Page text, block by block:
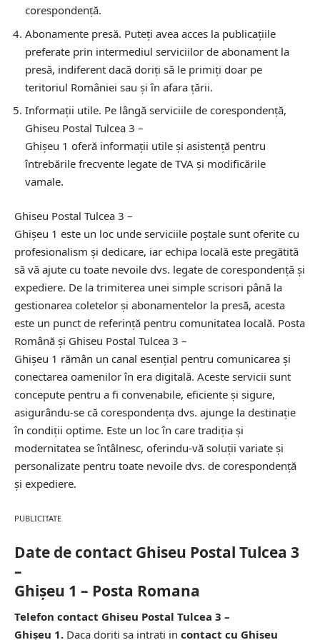
corespondență.
Abonamente presă. Puteți avea acces la publicațiile
preferate prin intermediul serviciilor de abonament la
presă, indiferent dacă doriți să le primiți doar pe
teritoriul României sau și în afara țării.
Informații utile. Pe lângă serviciile de corespondență,
Ghiseu Postal Tulcea 3 –
Ghişeu 1 oferă informații utile și asistență pentru
întrebările frecvente legate de TVA și modificările
vamale.
Ghiseu Postal Tulcea 3 –
Ghişeu 1 este un loc unde serviciile poștale sunt oferite cu
profesionalism și dedicare, iar echipa locală este pregătită
să vă ajute cu toate nevoile dvs. legate de corespondență și
expediere. De la trimiterea unei simple scrisori până la
gestionarea coletelor și abonamentelor la presă, acesta
este un punct de referință pentru comunitatea locală. Posta
Română și Ghiseu Postal Tulcea 3 –
Ghişeu 1 rămân un canal esențial pentru comunicarea și
conectarea oamenilor în era digitală. Aceste servicii sunt
concepute pentru a fi convenabile, eficiente și sigure,
asigurându-se că corespondența dvs. ajunge la destinație
în condiții optime. Este un loc în care tradiția și
modernitatea se întâlnesc, oferindu-vă soluții variate și
personalizate pentru toate nevoile dvs. de corespondență
și expediere.
PUBLICITATE
Date de contact Ghiseu Postal Tulcea 3
–
Ghişeu 1 – Posta Romana
Telefon contact Ghiseu Postal Tulcea 3 –
Ghişeu 1. Daca doriti sa intrati in contact cu Ghiseu